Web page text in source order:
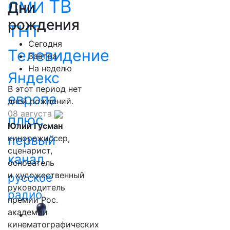
СМИ ТВ
ТНТ
Телевидение
Яндекс
европа
плюс
первый
канал
русское
радио
Дни
рождения
Сегодня
Завтра
На неделю
В этот период нет
дней рождений.
08 августа
Юлий Гусман
кинорежиссер,
сценарист,
основатель
и художественный
руководитель
премии Рос.
академии
кинематографических